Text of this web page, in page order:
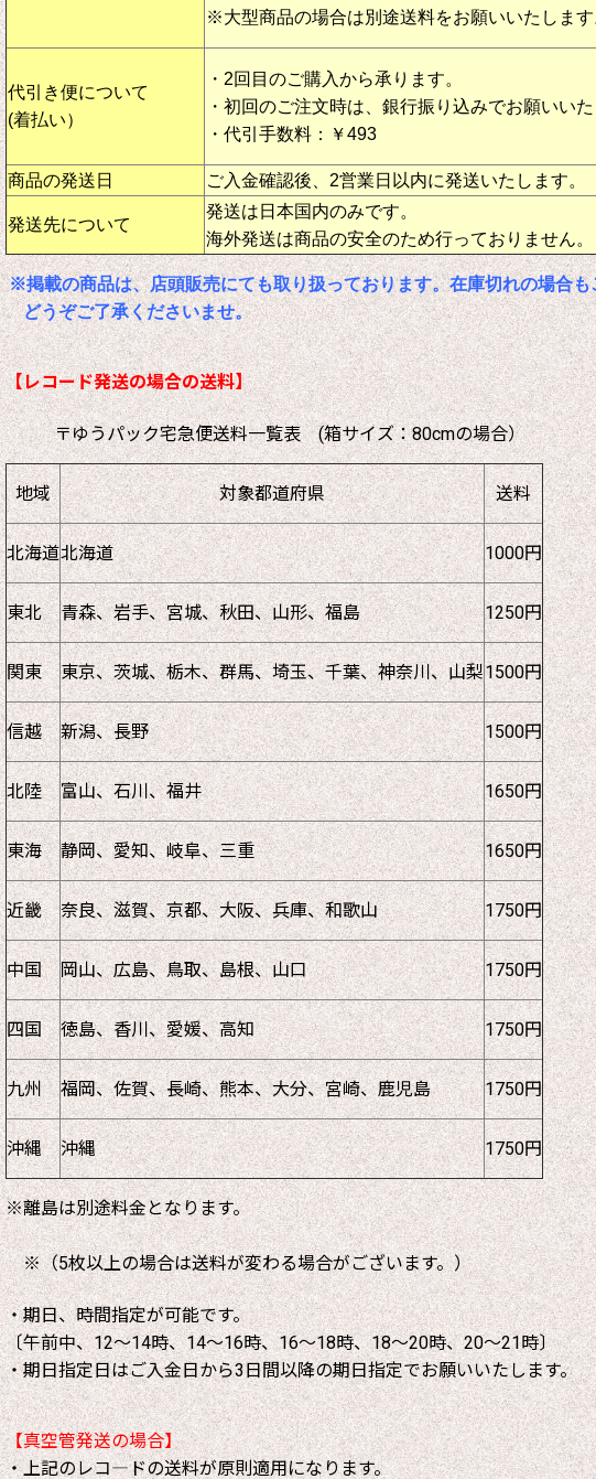
※大型商品の場合は別途送料をお願いいたします
代引き便について
(着払い）
・2回目のご購入から承ります。
・初回のご注文時は、銀行振り込みでお願いいた
・代引手数料：￥493
商品の発送日 ご入金確認後、2営業日以内に発送いたします。
発送先について
発送は日本国内のみです。
海外発送は商品の安全のため行っておりません。
※掲載の商品は、店頭販売にても取り扱っております。在庫切れの場合も
どうぞご了承くださいませ。
【レコード発送の場合の送料】
〒ゆうパック宅急便送料一覧表 (箱サイズ：80cmの場合）
地域 対象都道府県 送料
北海道北海道 1000円
東北 青森、岩手、宮城、秋田、山形、福島 1250円
関東 東京、茨城、栃木、群馬、埼玉、千葉、神奈川、山梨1500円
信越 新潟、長野 1500円
北陸 富山、石川、福井 1650円
東海 静岡、愛知、岐阜、三重 1650円
近畿 奈良、滋賀、京都、大阪、兵庫、和歌山 1750円
中国 岡山、広島、鳥取、島根、山口 1750円
四国 徳島、香川、愛媛、高知 1750円
九州 福岡、佐賀、長崎、熊本、大分、宮崎、鹿児島 1750円
沖縄 沖縄 1750円
※離島は別途料金となります。
※（5枚以上の場合は送料が変わる場合がございます。）
・期日、時間指定が可能です。
〔午前中、12～14時、14～16時、16～18時、18～20時、20～21時〕
・期日指定日はご入金日から3日間以降の期日指定でお願いいたします。
【真空管発送の場合】
・上記のレコ―ドの送料が原則適用になります。